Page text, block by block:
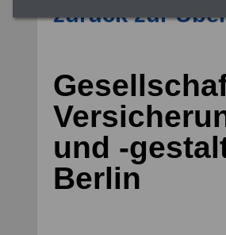
zurück zur
und -
Berlin